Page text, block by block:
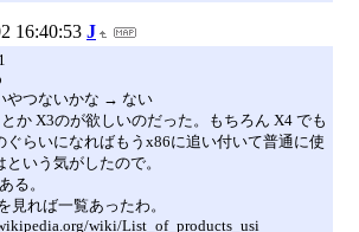
16:40:53 J
やつないかな → ない
か X3のが欲しいのだった。もちろん X4 でも
ぐらいになればもうx86に追い付いて普通に使
という気がしたので。
る。
見れば一覧あったわ。
wiki/List_of_products_usi